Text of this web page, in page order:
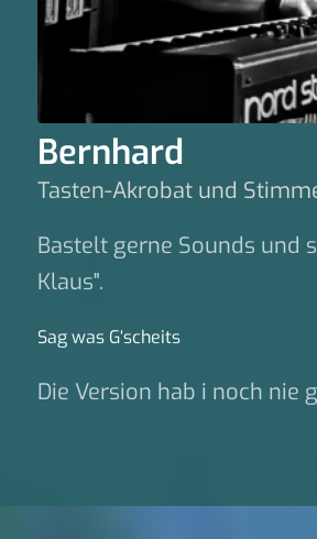
Bernhard
Tasten-Akrobat und
Bastelt gerne Sounds und
Klaus".
Sag was G‘scheits
Die Version hab i noch nie